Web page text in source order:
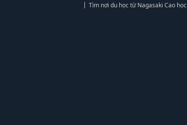
Tìm nơi du học từ Nagasaki Cao học